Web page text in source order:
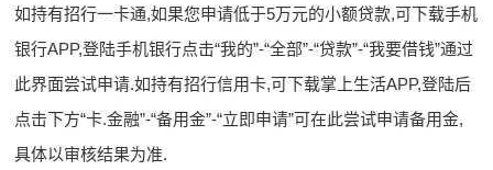
如持有招行一卡通,如果您申请低于5万元的小额贷款,可下载手机
银行APP,登陆手机银行点击“我的”-“全部”-“贷款”-“我要借钱”通过
此界面尝试申请.如持有招行信用卡,可下载掌上生活APP,登陆后
点击下方“卡.金融”-“备用金”-“立即申请”可在此尝试申请备用金,
具体以审核结果为准.